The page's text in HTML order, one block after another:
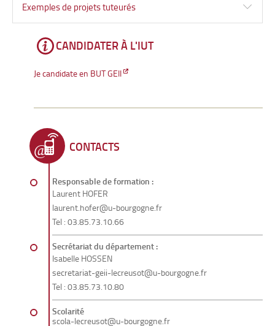
Exemples de projets tuteurés
CANDIDATER À L'IUT
Je candidate en BUT GEII
CONTACTS
Responsable de formation :
Laurent HOFER
laurent.hofer@u-bourgogne.fr
Tel : 03.85.73.10.66
Secrétariat du département :
Isabelle HOSSEN
secretariat-geii-lecreusot@u-bourgogne.fr
Tel : 03.85.73.10.80
Scolarité
scola-lecreusot@u-bourgogne.fr